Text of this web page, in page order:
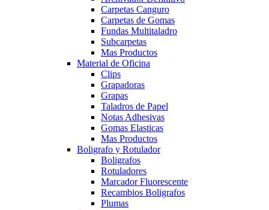
Carpetas Canguro
Carpetas de Gomas
Fundas Multitaladro
Subcarpetas
Mas Productos
Material de Oficina
Clips
Grapadoras
Grapas
Taladros de Papel
Notas Adhesivas
Gomas Elasticas
Mas Productos
Boligrafo y Rotulador
Boligrafos
Rotuladores
Marcador Fluorescente
Recambios Boligrafos
Plumas